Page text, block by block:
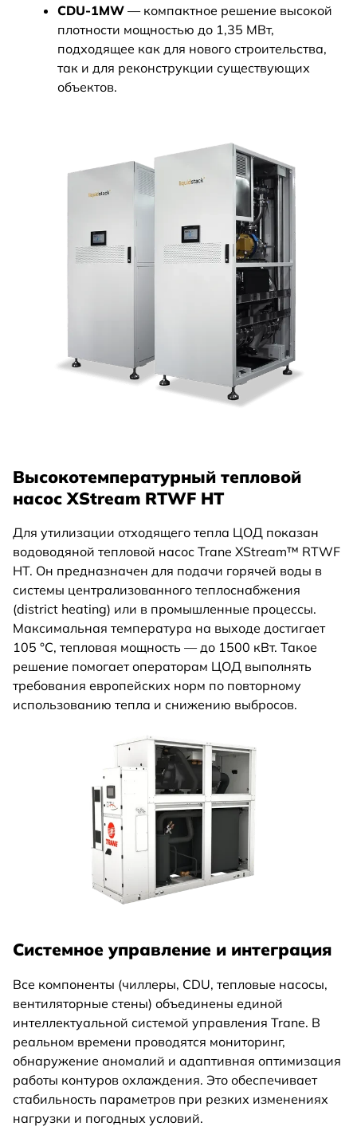
CDU-1MW — компактное решение высокой
плотности мощностью до 1,35 МВт,
подходящее как для нового строительства,
так и для реконструкции существующих
объектов.
Высокотемпературный тепловой
насос XStream RTWF HT
Для утилизации отходящего тепла ЦОД показан
водоводяной тепловой насос Trane XStream™ RTWF
HT. Он предназначен для подачи горячей воды в
системы централизованного теплоснабжения
(district heating) или в промышленные процессы.
Максимальная температура на выходе достигает
105 °C, тепловая мощность — до 1500 кВт. Такое
решение помогает операторам ЦОД выполнять
требования европейских норм по повторному
использованию тепла и снижению выбросов.
Системное управление и интеграция
Все компоненты (чиллеры, CDU, тепловые насосы,
вентиляторные стены) объединены единой
интеллектуальной системой управления Trane. В
реальном времени проводятся мониторинг,
обнаружение аномалий и адаптивная оптимизация
работы контуров охлаждения. Это обеспечивает
стабильность параметров при резких изменениях
нагрузки и погодных условий.